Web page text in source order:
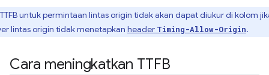
TTFB untuk permintaan lintas origin tidak akan dapat diukur di kolom
lintas origin tidak menetapkan header Timing-Allow-Origin.
Cara meningkatkan TTFB